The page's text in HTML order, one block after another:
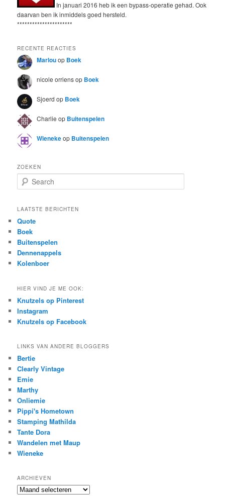
In januari 2016 heb ik een bypass-operatie gehad. Ook
daarvan ben ik inmiddels goed hersteld.
**********************
RECENTE REACTIES
Marlouop Boek
nicole orriensop Boek
Sjoerd op Boek
Charlie op Buitenspelen
Wienekeop Buitenspelen
ZOEKEN
e
r
h
LAATSTE BERICHTEN
Quote
Boek
Buitenspelen
Dennenappels
Kolenboer
HIER VIND JE ME OOK:
Knutzels op Pinterest
Instagram
Knutzels op Facebook
LINKS VAN ANDERE BLOGGERS
Bertie
Clearly Vintage
Emie
Marthy
Onliemie
Pippi's Hometown
Stamping Mathilda
Tante Dora
Wandelen met Maup
Wieneke
ARCHIEVEN
Archieven